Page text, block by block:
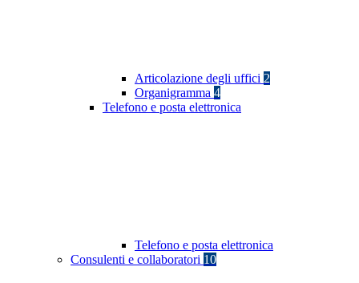
Articolazione degli uffici 2
Organigramma 4
Telefono e posta elettronica
Telefono e posta elettronica
Consulenti e collaboratori 10